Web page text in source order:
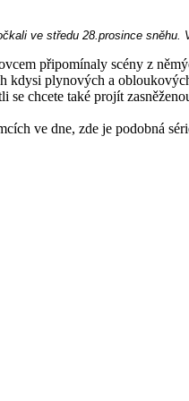
ve středu 28.prosince
připomínaly scény z
kdysi plynových a
se chcete také projít
ve dne, zde je podobná